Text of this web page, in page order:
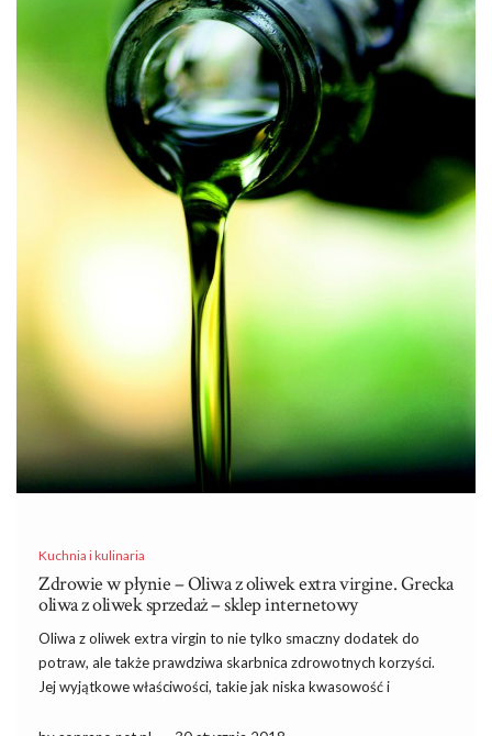
Kuchnia i kulinaria
Zdrowie w płynie – Oliwa z oliwek extra virgine. Grecka
oliwa z oliwek sprzedaż – sklep internetowy
Oliwa z oliwek extra virgin to nie tylko smaczny dodatek do
potraw, ale także prawdziwa skarbnica zdrowotnych korzyści.
Jej wyjątkowe właściwości, takie jak niska kwasowość i